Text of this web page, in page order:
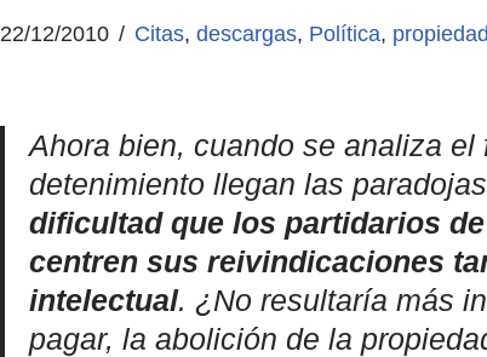
22/12/2010 Citas,descargas, Política,
Ahora bien, cuando se analiza
detenimiento llegan las
dificultad que los partidarios
centren sus reivindicaciones
intelectual. ¿No resultaría más
pagar, la abolición de la